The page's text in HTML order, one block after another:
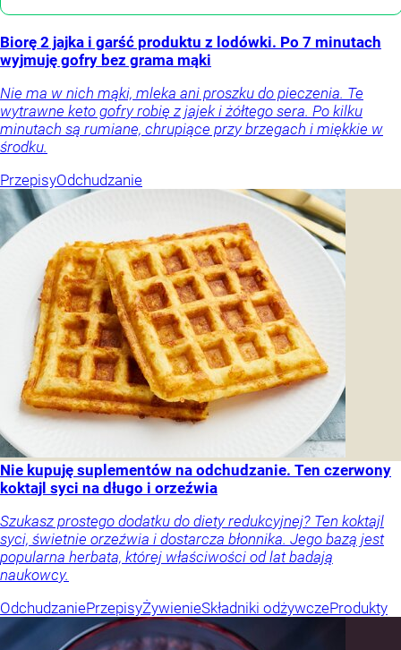
Biorę 2 jajka i garść produktu z lodówki. Po 7 minutach
wyjmuję gofry bez grama mąki
Nie ma w nich mąki, mleka ani proszku do pieczenia. Te
wytrawne keto gofry robię z jajek i żółtego sera. Po kilku
minutach są rumiane, chrupiące przy brzegach i miękkie w
środku.
PrzepisyOdchudzanie
Nie kupuję suplementów na odchudzanie. Ten czerwony
koktajl syci na długo i orzeźwia
Szukasz prostego dodatku do diety redukcyjnej? Ten koktajl
syci, świetnie orzeźwia i dostarcza błonnika. Jego bazą jest
popularna herbata, której właściwości od lat badają
naukowcy.
OdchudzaniePrzepisyŻywienieSkładniki odżywczeProdukty